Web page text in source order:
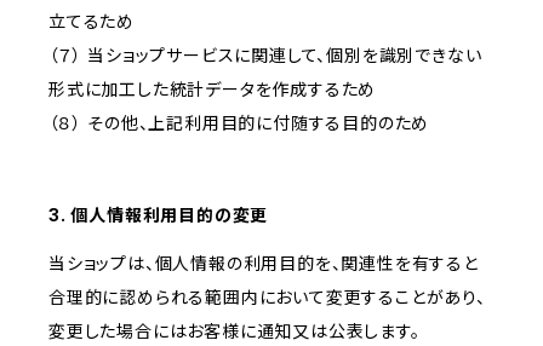
立てるため
（７） 当ショップサービスに関連して、個別を識別できない
形式に加工した統計データを作成するため
（８） その他、上記利用目的に付随する目的のため
3. 個人情報利用目的の変更
当ショップは、個人情報の利用目的を、関連性を有すると
合理的に認められる範囲内において変更することがあり、
変更した場合にはお客様に通知又は公表します。